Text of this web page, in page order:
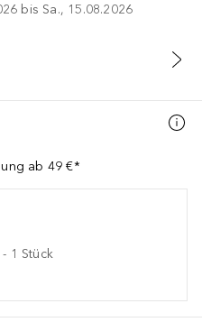
bis Sa., 15.08.2026
ab 49 €*
- 1 Stück